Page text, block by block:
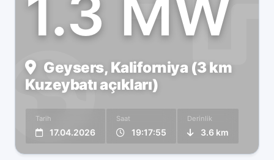
Geysers, Kaliforniya (3 km
Kuzeybatı açıkları)
Tarih
17.04.2026
Saat
19:17:55
Derinlik
3.6 km